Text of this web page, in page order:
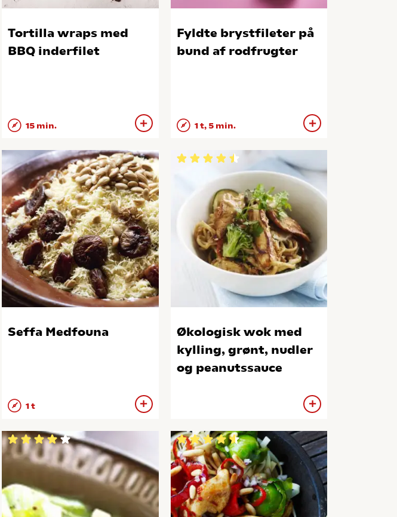
Tortilla wraps med
BBQ inderfilet
15 min.
Fyldte brystfileter på
bund af rodfrugter
1 t, 5 min.
Seffa Medfouna
1 t
Økologisk wok med
kylling, grønt, nudler
og peanutssauce